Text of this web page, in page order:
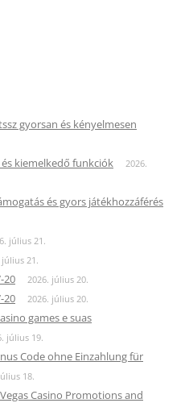
gyorsan és kényelmesen
kiemelkedő funkciók
2026.
és gyors játékhozzáférés
július 21.
július 21.
20 2026. július 20.
20 2026. július 20.
games e suas
július 19.
Code ohne Einzahlung für
18.
Casino Promotions and